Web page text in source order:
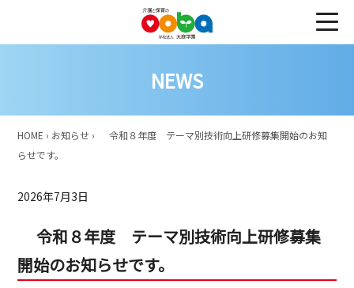
NEWS
HOME › お知らせ ›
令和８年度 テーマ別技術向上研修募集開始のお知
らせです。
2026年7月3日
令和８年度 テーマ別技術向上研修募集
開始のお知らせです。